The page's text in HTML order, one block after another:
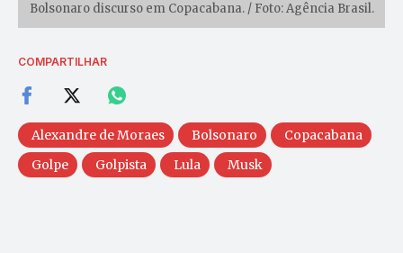
Bolsonaro discurso em Copacabana. / Foto: Agência Brasil.
COMPARTILHAR
Alexandre de Moraes Bolsonaro
Copacabana
Golpe
Golpista Lula Musk